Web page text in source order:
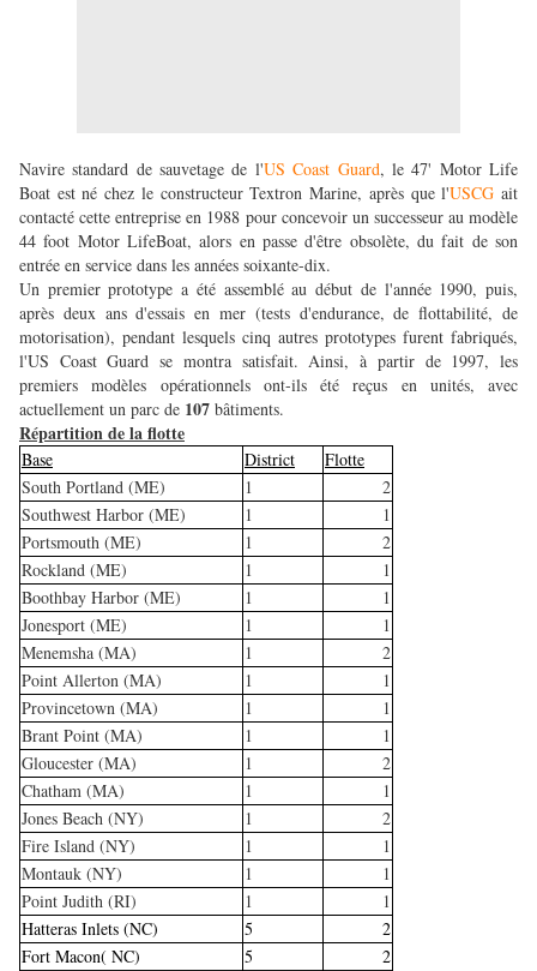
Navire standard de sauvetage de l'US Coast Guard, le 47' Motor Life
Boat est né chez le constructeur Textron Marine, après que l'USCG ait
contacté cette entreprise en 1988 pour concevoir un successeur au modèle
44 foot Motor LifeBoat, alors en passe d'être obsolète, du fait de son
entrée en service dans les années soixante-dix.
Un premier prototype a été assemblé au début de l'année 1990, puis,
après deux ans d'essais en mer (tests d'endurance, de flottabilité, de
motorisation), pendant lesquels cinq autres prototypes furent fabriqués,
l'US Coast Guard se montra satisfait. Ainsi, à partir de 1997, les
premiers modèles opérationnels ont-ils été reçus en unités, avec
actuellement un parc de 107 bâtiments.
Répartition de la flotte
Base District
Flotte
South Portland (ME)
1
2
Southwest Harbor (ME)
1
1
Portsmouth (ME)
1
2
Rockland (ME)
1
1
Boothbay Harbor (ME)
1
1
Jonesport (ME)
1
1
Menemsha (MA)
1
2
Point Allerton (MA)
1
1
Provincetown (MA)
1
1
Brant Point (MA)
1
1
Gloucester (MA)
1
2
Chatham (MA)
1
1
Jones Beach (NY)
1
2
Fire Island (NY)
1
1
Montauk (NY)
1
1
Point Judith (RI)
1
1
Hatteras Inlets (NC)
5
2
Fort Macon( NC)
5
2